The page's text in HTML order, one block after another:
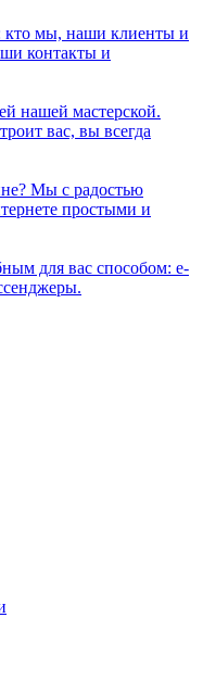
кто мы, наши клиенты и
контакты и
нашей мастерской.
вас, вы всегда
Мы с радостью
простыми и
для вас способом: e-